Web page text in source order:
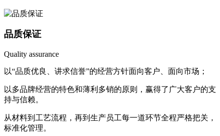
品质保证
Quality assurance
以“品质优良、讲求信誉”的经营方针面向客户、面向市场；
以多品牌经营的特色和薄利多销的原则，赢得了广大客户的支
持与信赖。
从材料到工艺流程，再到生产员工每一道环节全程严格把关，
标准化管理。